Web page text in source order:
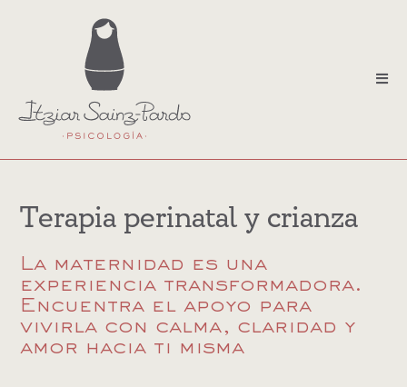
terapia individual
terapia perinatal y crianza
terapia familiar
terapia de pareja
sobre mi
Terapia perinatal y crianza
La maternidad es una
experiencia transformadora.
Encuentra el apoyo para
vivirla con calma, claridad y
amor hacia ti misma